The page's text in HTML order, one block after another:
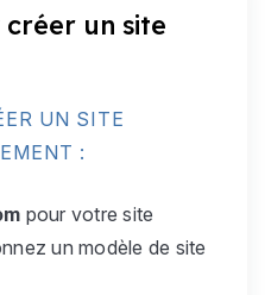
un site
UN SITE
:
pour votre site
un modèle de site